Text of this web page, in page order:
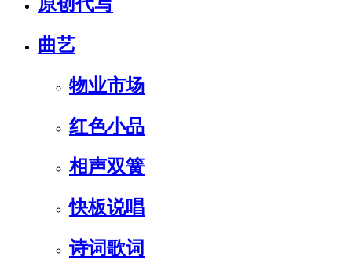
曲艺
物业市场
红色小品
相声双簧
快板说唱
诗词歌词